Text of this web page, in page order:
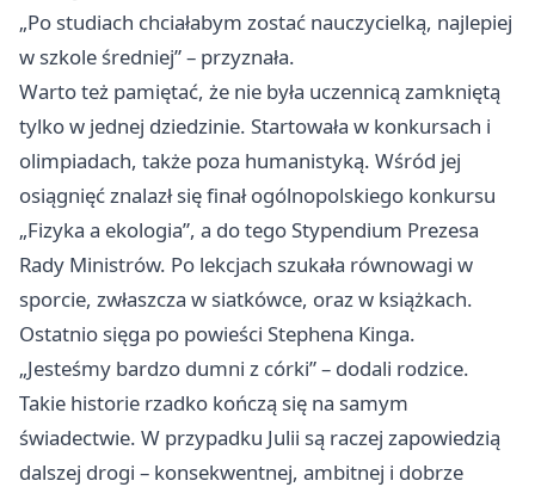
„Po studiach chciałabym zostać nauczycielką, najlepiej
w szkole średniej” – przyznała.
Warto też pamiętać, że nie była uczennicą zamkniętą
tylko w jednej dziedzinie. Startowała w konkursach i
olimpiadach, także poza humanistyką. Wśród jej
osiągnięć znalazł się finał ogólnopolskiego konkursu
„Fizyka a ekologia”, a do tego Stypendium Prezesa
Rady Ministrów. Po lekcjach szukała równowagi w
sporcie, zwłaszcza w siatkówce, oraz w książkach.
Ostatnio sięga po powieści Stephena Kinga.
„Jesteśmy bardzo dumni z córki” – dodali rodzice.
Takie historie rzadko kończą się na samym
świadectwie. W przypadku Julii są raczej zapowiedzią
dalszej drogi – konsekwentnej, ambitnej i dobrze